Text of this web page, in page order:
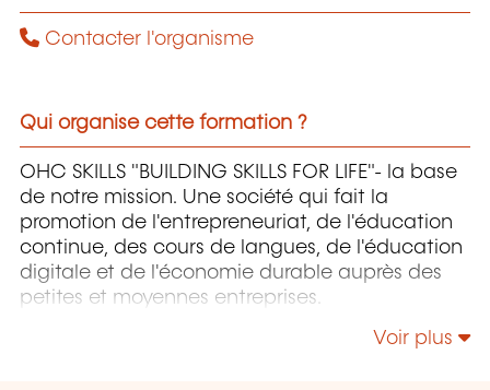
Contacter l'organisme
Qui organise cette formation ?
OHC SKILLS "BUILDING SKILLS FOR LIFE"- la base
de notre mission. Une société qui fait la
promotion de l'entrepreneuriat, de l'éducation
continue, des cours de langues, de l'éducation
digitale et de l'économie durable auprès des
petites et moyennes entreprises.
Voir plus